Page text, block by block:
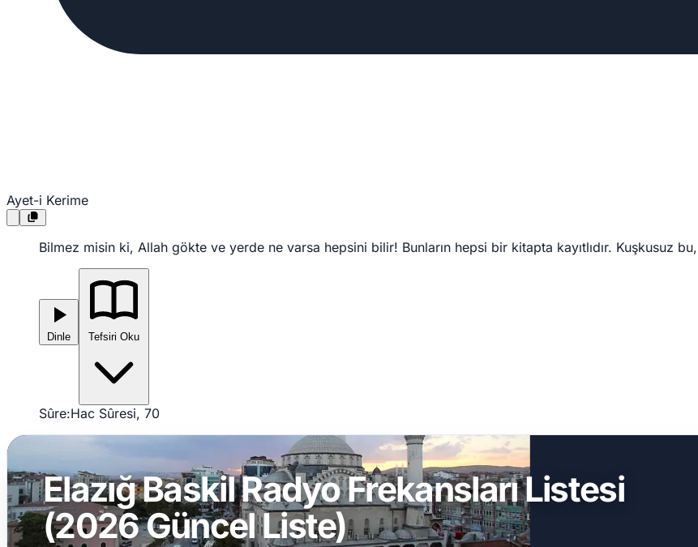
Ayet-i Kerime
Bilmez misin ki, Allah gökte ve yerde ne varsa hepsini bilir! Bunların hepsi bir kitapta kayıtlıdır. Kuşkusuz
Dinle
Sûre:Hac Sûresi, 70
Elazığ Baskil Radyo Frekansları Listesi
(2026 Güncel Liste)